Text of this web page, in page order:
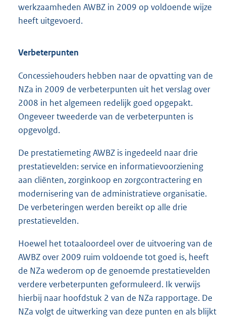
werkzaamheden AWBZ in 2009 op voldoende wijze
heeft uitgevoerd.
Verbeterpunten
Concessiehouders hebben naar de opvatting van de
NZa in 2009 de verbeterpunten uit het verslag over
2008 in het algemeen redelijk goed opgepakt.
Ongeveer tweederde van de verbeterpunten is
opgevolgd.
De prestatiemeting AWBZ is ingedeeld naar drie
prestatievelden: service en informatievoorziening
aan cliënten, zorginkoop en zorgcontractering en
modernisering van de administratieve organisatie.
De verbeteringen werden bereikt op alle drie
prestatievelden.
Hoewel het totaaloordeel over de uitvoering van de
AWBZ over 2009 ruim voldoende tot goed is, heeft
de NZa wederom op de genoemde prestatievelden
verdere verbeterpunten geformuleerd. Ik verwijs
hierbij naar hoofdstuk 2 van de NZa rapportage. De
NZa volgt de uitwerking van deze punten en als blijkt